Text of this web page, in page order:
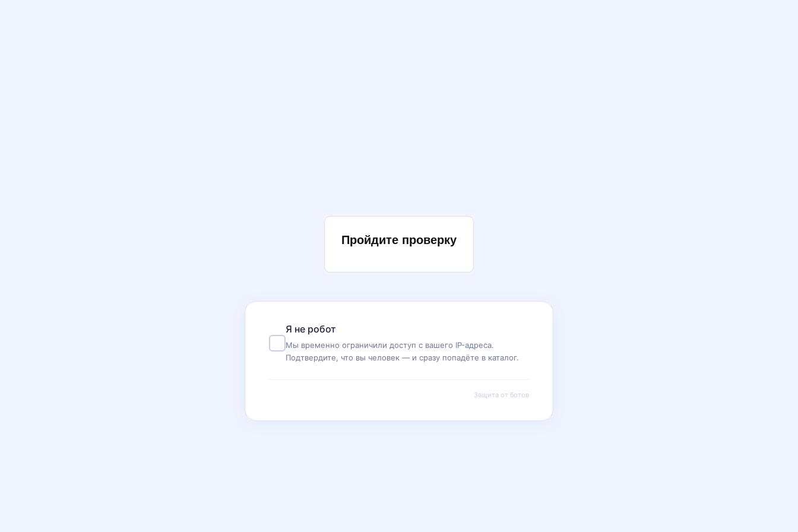
Пройдите проверку
Я не робот
Мы временно ограничили доступ с вашего IP-адреса.
Подтвердите, что вы человек — и сразу попадёте в каталог.
Защита от ботов